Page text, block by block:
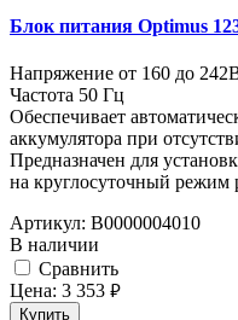
Блок питания Optimus
Напряжение от 160 до
Частота 50 Гц
Обеспечивает
аккумулятора при
Предназначен для
на круглосуточный режим
Артикул: В0000004010
В наличии
Cравнить
Цена: 3 353 руб.
Купить